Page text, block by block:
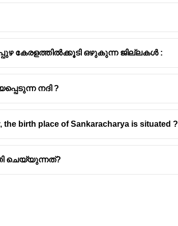
കേരളത്തിൽക്കൂടി ഒഴുകുന്ന ജില്ലകൾ :
നദി ?
the birth place of Sankaracharya is situated ?
ചെയ്യുന്നത്?